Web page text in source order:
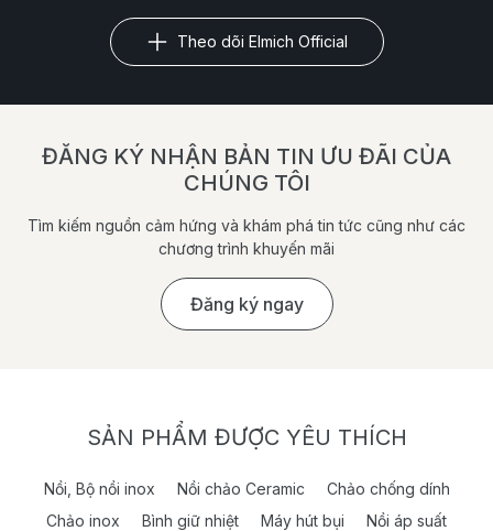
Theo dõi Elmich Official
ĐĂNG KÝ NHẬN BẢN TIN ƯU ĐÃI CỦA
CHÚNG TÔI
Tìm kiếm nguồn cảm hứng và khám phá tin tức cũng như các
chương trình khuyến mãi
Đăng ký ngay
SẢN PHẨM ĐƯỢC YÊU THÍCH
Nồi, Bộ nồi inox Nồi chảo Ceramic
Chảo chống dính
Chảo inox
Bình giữ nhiệt Máy hút bụi
Nồi áp suất